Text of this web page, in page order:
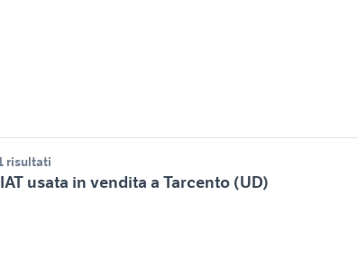
risultati
usata in vendita a Tarcento (UD)